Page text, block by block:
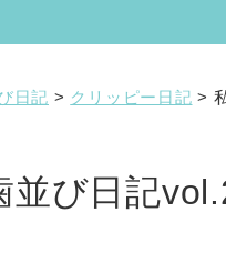
日記 > クリッピー日記 >
並び日記